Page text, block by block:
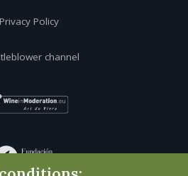
Privacy Policy
channel